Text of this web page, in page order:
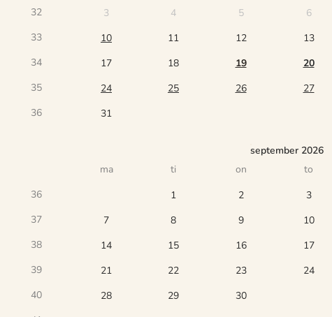
32
3 4 5 6
33
10 11 12 13
34
17 18 19 20
35
24 25 26 27
36
31
september 2026
ma
ti on to
36
1 2 3
37
7 8 9 10
38
14 15 16 17
39
21 22 23 24
40
28 29
30